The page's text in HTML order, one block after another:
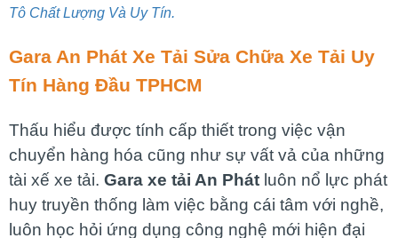
Tô Chất Lượng Và Uy Tín.
Gara An Phát Xe Tải Sửa Chữa Xe Tải Uy
Tín Hàng Đầu TPHCM
Thấu hiểu được tính cấp thiết trong việc vận
chuyển hàng hóa cũng như sự vất vả của những
tài xế xe tải. Gara xe tải An Phát luôn nổ lực phát
huy truyền thống làm việc bằng cái tâm với nghề,
luôn học hỏi ứng dụng công nghệ mới hiện đại